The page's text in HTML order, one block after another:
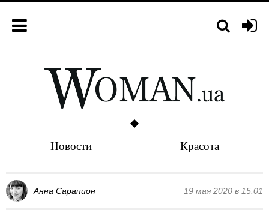
Новости Красота
Анна Сарапион 19 мая 2020 в 15:01